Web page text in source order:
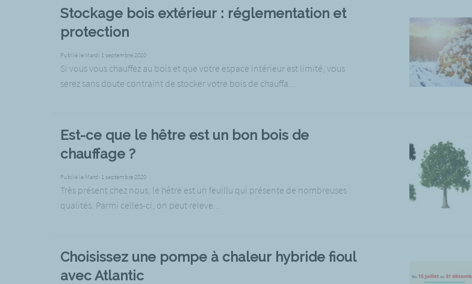
Stockage bois extérieur : réglementation et
protection
Publié le Mardi 1 septembre 2020
Si vous vous chauffez au bois et que votre espace intérieur est limité, vous
serez sans doute contraint de stocker votre bois de chauffa...
Est-ce que le hêtre est un bon bois de
chauffage ?
Publié le Mardi 1 septembre 2020
Très présent chez nous, le hêtre est un feuillu qui présente de nombreuses
qualités. Parmi celles-ci, on peut releve...
Choisissez une pompe à chaleur hybride fioul
avec Atlantic